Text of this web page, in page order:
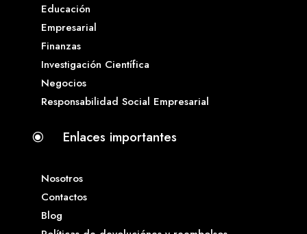
Educación
Empresarial
Finanzas
Investigación Científica
Negocios
Responsabilidad Social Empresarial
\ Enlaces importantes
Nosotros
Contactos
Blog